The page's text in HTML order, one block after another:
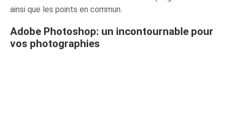
ainsi que les points en commun.
Adobe Photoshop: un incontournable pour
vos photographies